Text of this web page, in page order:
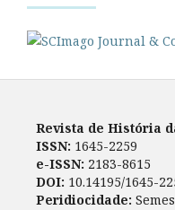
Revista de História
ISSN: 1645-2259
e-ISSN: 2183-8615
DOI: 10.14195/1645-
Peridiocidade: